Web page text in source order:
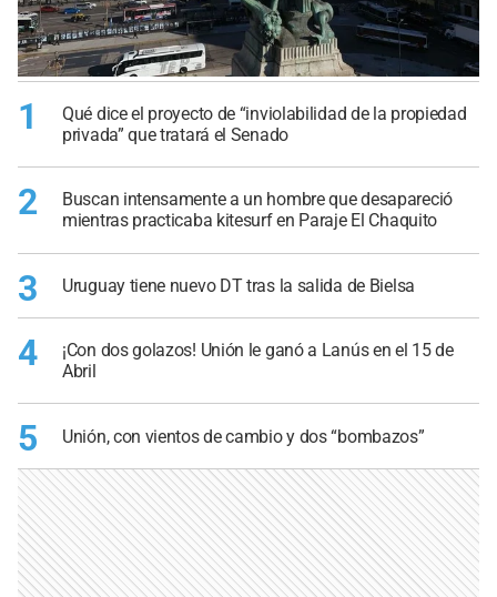
1
Qué dice el proyecto de “inviolabilidad de la propiedad
privada” que tratará el Senado
2
Buscan intensamente a un hombre que desapareció
mientras practicaba kitesurf en Paraje El Chaquito
3 Uruguay tiene nuevo DT tras la salida de Bielsa
4
¡Con dos golazos! Unión le ganó a Lanús en el 15 de
Abril
5 Unión, con vientos de cambio y dos “bombazos”